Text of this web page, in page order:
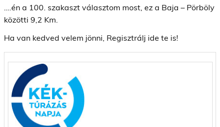
….én a 100. szakaszt választom most, ez a Baja – Pörböly
közötti 9,2 Km.
Ha van kedved velem jönni, Regisztrálj ide te is!